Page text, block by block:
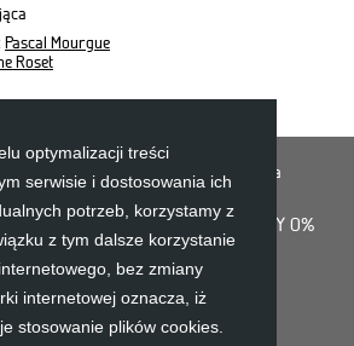
optymalizacji treści
serwisie i dostosowania ich
potrzeb, korzystamy z
z tym dalsze korzystanie
bez zmiany
internetowej oznacza, iż
stosowanie plików cookies.
Pascal Mourgue
Roset
Salon Et cetera
POLITYKA PLIKÓW COOKIES RATY 0%